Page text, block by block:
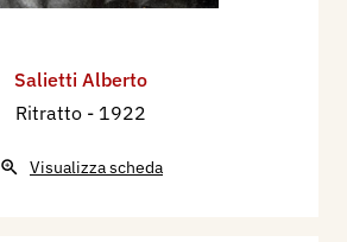
astratti. La sua pittura
rinuncia ai suoi valori effettivi.
alla conquista di uno stile,
di obbedire al
Salietti Alberto
Ritratto - 1922
Visualizza scheda